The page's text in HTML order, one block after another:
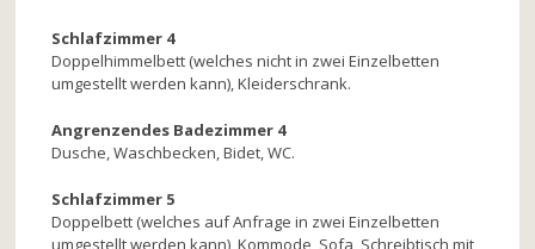
Schlafzimmer 4
Doppelhimmelbett (welches nicht in zwei Einzelbetten
umgestellt werden kann), Kleiderschrank.
Angrenzendes Badezimmer 4
Dusche, Waschbecken, Bidet, WC.
Schlafzimmer 5
Doppelbett (welches auf Anfrage in zwei Einzelbetten
umgestellt werden kann), Kommode, Sofa, Schreibtisch mit